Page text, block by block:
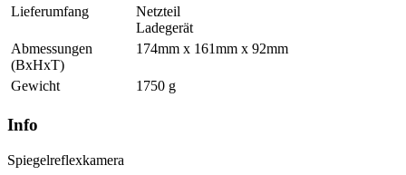
Lieferumfang
Netzteil
Ladegerät
Abmessungen
(BxHxT)
174mm x 161mm x 92mm
Gewicht 1750 g
Info
Spiegelreflexkamera